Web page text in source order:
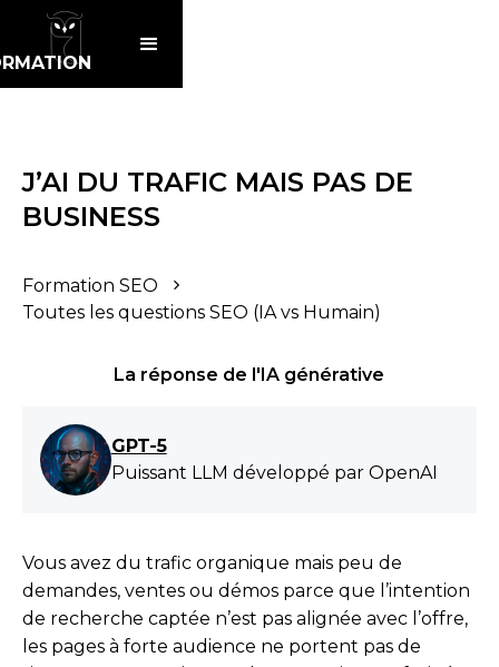
J’AI DU TRAFIC MAIS PAS DE
BUSINESS
Formation SEO
Toutes les questions SEO (IA vs Humain)
La réponse de l'IA générative
GPT-5
Puissant LLM développé par OpenAI
Vous avez du trafic organique mais peu de
demandes, ventes ou démos parce que l’intention
de recherche captée n’est pas alignée avec l’offre,
les pages à forte audience ne portent pas de